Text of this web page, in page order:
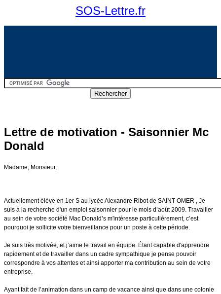
SOS-Lettre.fr
Lettre de motivation - Saisonnier Mc
Donald
Madame, Monsieur,
Actuellement élève en 1er S au lycée Alexandre Ribot de SAINT-OMER , Je
suis à la recherche d'un emploi saisonnier pour le mois d’août 2009. Travailler
au sein de votre société Mac Donald’s m'intéresse particulièrement, c’est
pourquoi je sollicite votre bienveillance pour un poste à cette période.
Je suis très motivée, et j’aime le travail en équipe. Étant capable d'apprendre
rapidement et de travailler dans un cadre sympathique je pense pouvoir
correspondre à vos attentes et ainsi apporter ma contribution au sein de votre
entreprise.
Ayant fait de l’animation dans un camp de vacance ainsi que dans une colonie